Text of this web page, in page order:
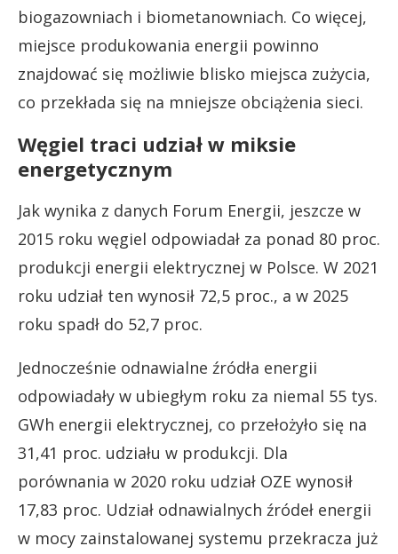
biogazowniach i biometanowniach. Co więcej,
miejsce produkowania energii powinno
znajdować się możliwie blisko miejsca zużycia,
co przekłada się na mniejsze obciążenia sieci.
Węgiel traci udział w miksie
energetycznym
Jak wynika z danych Forum Energii, jeszcze w
2015 roku węgiel odpowiadał za ponad 80 proc.
produkcji energii elektrycznej w Polsce. W 2021
roku udział ten wynosił 72,5 proc., a w 2025
roku spadł do 52,7 proc.
Jednocześnie odnawialne źródła energii
odpowiadały w ubiegłym roku za niemal 55 tys.
GWh energii elektrycznej, co przełożyło się na
31,41 proc. udziału w produkcji. Dla
porównania w 2020 roku udział OZE wynosił
17,83 proc. Udział odnawialnych źródeł energii
w mocy zainstalowanej systemu przekracza już